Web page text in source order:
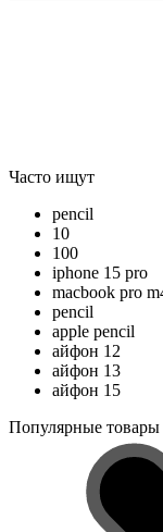
Часто ищут
pencil
10
100
iphone 15 pro
macbook pro
pencil
apple pencil
айфон 12
айфон 13
айфон 15
Популярные товары